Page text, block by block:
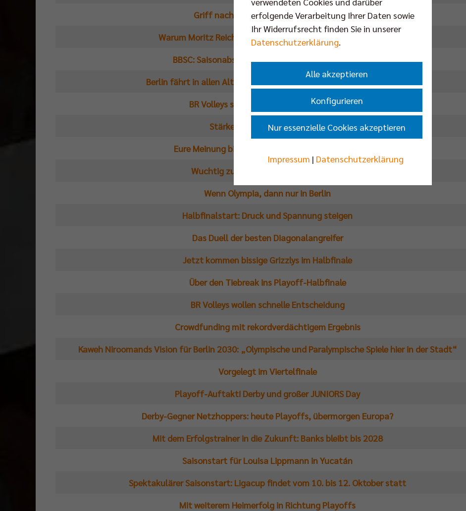
Griff nach der schnellen Entscheidung
Warum Moritz Reichert noch nicht ans Finale denken will
BBSC: Saisonabschluss und Stellenausschreibung
Berlin fährt in allen Altersklassen zur Deutschen Meisterschaft
BR Volleys stellen Weiche für Finaleinzug
Stärkerer Gegenwind erwartet
Eure Meinung bitte! Grosse Zuschauerbefragung
Wuchtig zum Auftaktsieg im Halbfinale
Wenn Olympia, dann nur in Berlin
Halbfinalstart: Druck und Spannung steigen
Das Duell der besten Diagonalangreifer
Jetzt kommen bissige Grizzlys im Halbfinale
Über den Tiebreak ins Playoff-Halbfinale
BR Volleys wollen schnelle Entscheidung
Crowdfunding mit rekordverdächtigem Ergebnis
Kaweh Niroomands Vision für Berlin 2030: „Olympische und Paralympische Spiele hier in der Stadt“
Vorgelegt im Viertelfinale
Playoff-Auftakt! Derby und großer JUNIORS Day
Derby-Gegner Netzhoppers: heute Playoffs, übermorgen Europa?
Mit dem Erfolgstrainer in die Zukunft: Banks bleibt bis 2028
Saisonstart für Louisa Lippmann in Yucatán
Spektakulärer Saisonstart: Ligacup findet vom 10. bis 12. Oktober statt
Mit weiterem Heimerfolg in Richtung Playoffs
erfolgende Verarbeitung Ihrer Daten sowie
Ihr Widerrufsrecht finden Sie in unserer
Datenschutzerklärung.
Alle akzeptieren
Konfigurieren
Nur essenzielle Cookies akzeptieren
Impressum | Datenschutzerklärung